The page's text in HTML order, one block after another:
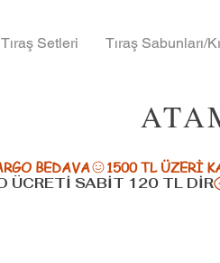
Tıraş Setleri Tıraş Sabunları/